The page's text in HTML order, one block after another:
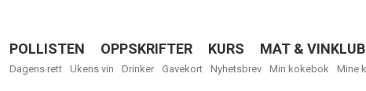
Menu
POLLISTEN OPPSKRIFTER KURS MAT &
Dagens rett Ukens vin Drinker Gavekort Nyhetsbrev Min kokebok Mine